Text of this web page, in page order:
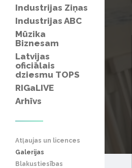
Industrijas Ziņas
Industrijas ABC
Mūzika
Biznesam
Latvijas
oficiālais
dziesmu TOPS
RIGaLIVE
Arhīvs
Atļaujas un licences
Galerijas
Blakustiesības